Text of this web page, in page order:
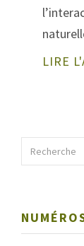
LIRE